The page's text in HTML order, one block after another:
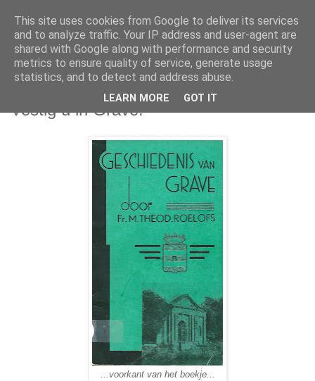
maandag 8 april 2013
'Vestig u in Grave!'
...voorkant van het boekje...
This site uses cookies from Google to deliver its services
and to analyze traffic. Your IP address and user-agent are
shared with Google along with performance and security
metrics to ensure quality of service, generate usage
statistics, and to detect and address abuse.
LEARN MORE GOT IT